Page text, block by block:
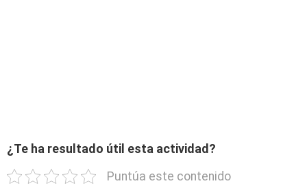
¿Te ha resultado útil esta actividad?
Puntúa este contenido